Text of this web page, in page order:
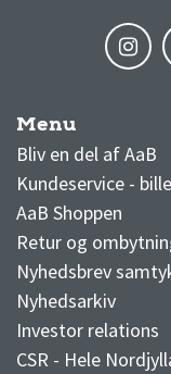
Menu
Bliv en del af AaB
Kundeservice -
AaB Shoppen
Retur og
Nyhedsbrev
Nyhedsarkiv
Investor relations
CSR - Hele